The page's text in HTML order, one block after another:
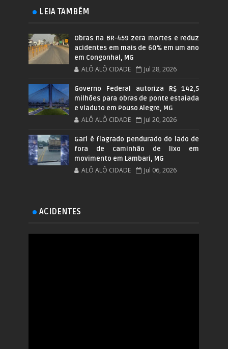
LEIA TAMBÉM
Obras na BR-459 zera mortes e reduz
acidentes em mais de 60% em um ano
em Congonhal, MG
ALÔ ALÔ CIDADE Jul 28, 2026
Governo Federal autoriza R$ 142,5
milhões para obras de ponte estaiada
e viaduto em Pouso Alegre, MG
ALÔ ALÔ CIDADE Jul 20, 2026
Gari é flagrado pendurado do lado de
fora de caminhão de lixo em
movimento em Lambari, MG
ALÔ ALÔ CIDADE Jul 06, 2026
ACIDENTES